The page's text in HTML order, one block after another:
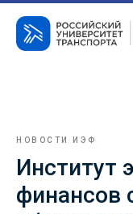
НОВОСТИ ИЭФ
Институт
финансов